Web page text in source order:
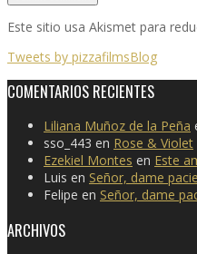
Este sitio usa Akismet para
Tweets by pizzafilmsBlog
COMENTARIOS RECIENTES
Liliana Muñoz de la Peña
sso_443 en Rose & Violet
Ezekiel Montes en Este
Luis en Señor, dame
Felipe en Señor, dame
ARCHIVOS